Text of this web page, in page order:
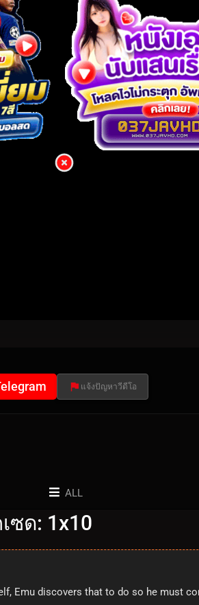
แจ้งปัญหาวีดีโอ
ALL
ซด: 1x10
Emu discovers that to do so he must